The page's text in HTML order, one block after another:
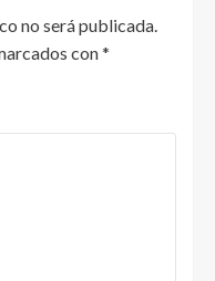
no será publicada.
con*